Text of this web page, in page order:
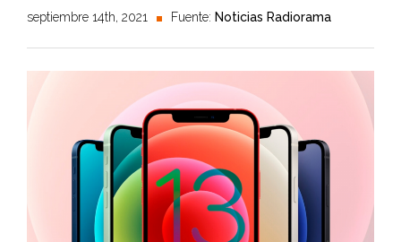
septiembre 14th, 2021 Fuente: Noticias Radiorama